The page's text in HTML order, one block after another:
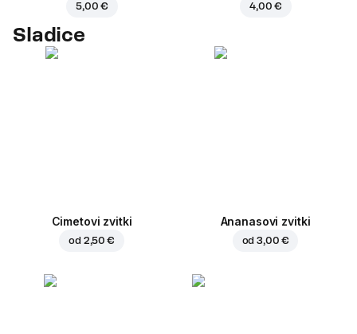
5,00 € 4,00 €
Sladice
Cimetovi zvitki
od 2,50 €
Ananasovi zvitki
od3,00 €